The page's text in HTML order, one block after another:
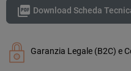
 Download Scheda
Garanzia Legale (B2C) e